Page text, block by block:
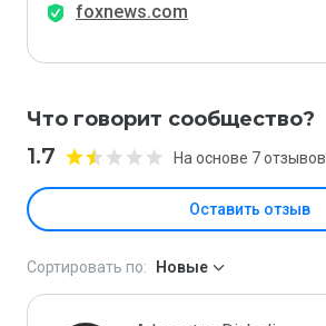
foxnews.com
Что говорит сообщество?
1.7 На основе 7 отзывов
Оставить отзыв
Сортировать по: Новые